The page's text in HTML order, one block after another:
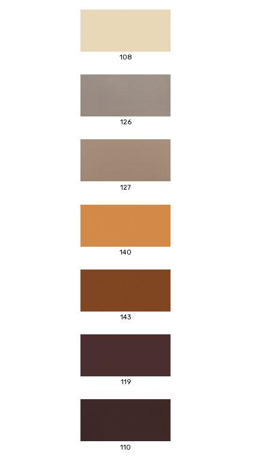
108
126
127
140
143
119
110